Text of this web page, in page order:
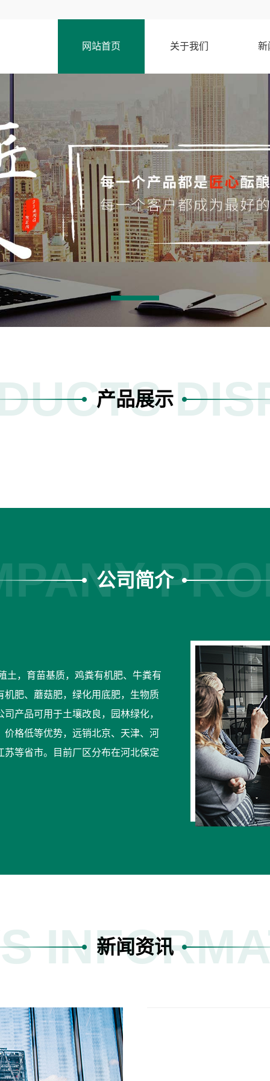
网站首页 关于我们 新
产品展示
公司简介
，育苗基质，鸡粪有机肥、牛粪有
肥、蘑菇肥，绿化用底肥，生物质
产品可用于土壤改良，园林绿化，
格低等优势，远销北京、天津、河
等省市。目前厂区分布在河北保定
新闻资讯